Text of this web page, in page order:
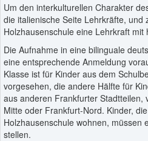
Um den interkulturellen Charakter
die italienische Seite Lehrkräfte, und
Holzhausenschule eine Lehrkraft mit
Die Aufnahme in eine bilinguale
eine entsprechende Anmeldung
Klasse ist für Kinder aus dem
vorgesehen, die andere Hälfte für
aus anderen Frankfurter Stadtteilen,
Mitte oder Frankfurt-Nord. Kinder,
Holzhausenschule wohnen, müssen
stellen.